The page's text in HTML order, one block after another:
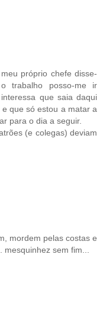
próprio chefe disse-
trabalho posso-me ir
que saia daqui
que só estou a matar a
para o dia a seguir.
(e colegas) deviam
mordem pelas costas e
sem fim...